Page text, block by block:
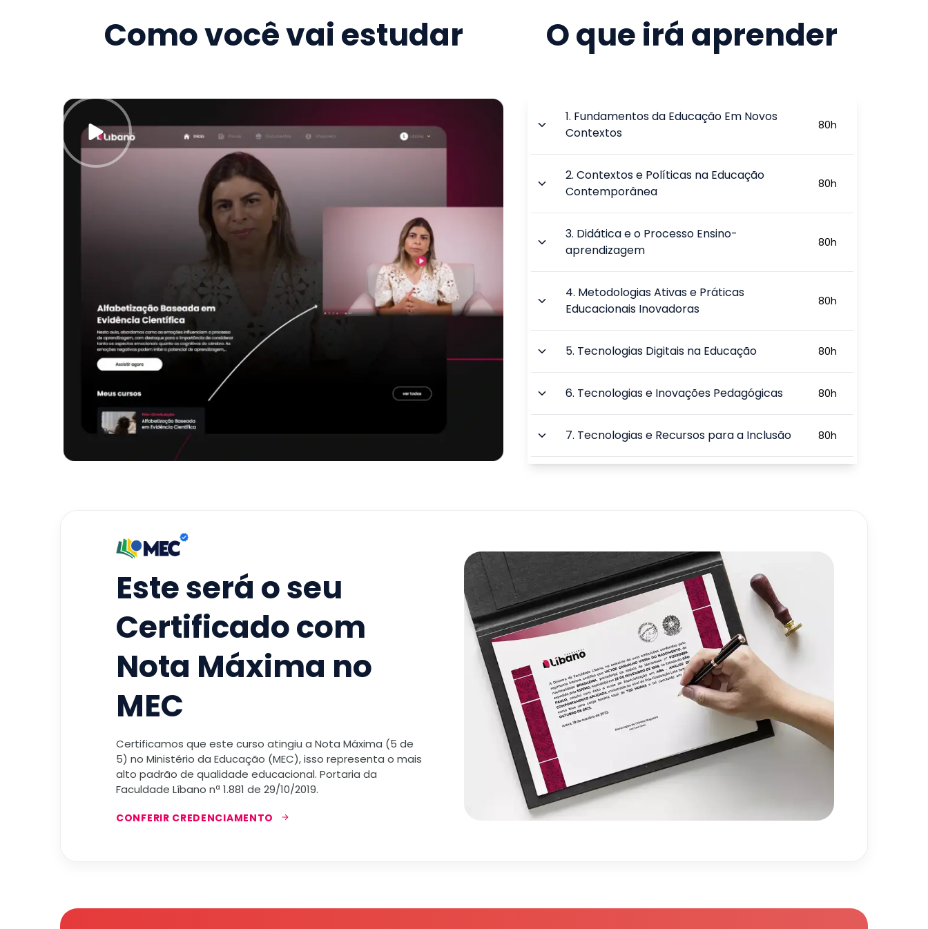
Como você vai estudar O que irá aprender
1. Fundamentos da Educação Em Novos
Contextos
80h
2.Contextos e Políticas na Educação
Contemporânea
80h
3. Didática e o Processo Ensino-
aprendizagem
80h
4. Metodologias Ativas e Práticas
Educacionais Inovadoras
80h
5. Tecnologias Digitais na Educação 80h
6. Tecnologias e Inovações Pedagógicas 80h
7. Tecnologias e Recursos para a Inclusão 80h
Este será o seu
Certificado com
Nota Máxima no
MEC
Certificamos que este curso atingiu a Nota Máxima (5 de
5) no Ministério da Educação (MEC), isso representa o mais
alto padrão de qualidade educacional. Portaria da
Faculdade Líbano nª 1.881 de 29/10/2019.
CONFERIR CREDENCIAMENTO